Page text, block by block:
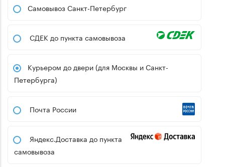
Самовывоз Санкт-Петербург
СДЕК до пункта самовывоза
Курьером до двери (для Москвы и Санкт-
Петербурга)
Почта России
Яндекс.Доставка до пункта
самовывоза